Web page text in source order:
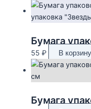
55 ₽ В корзину